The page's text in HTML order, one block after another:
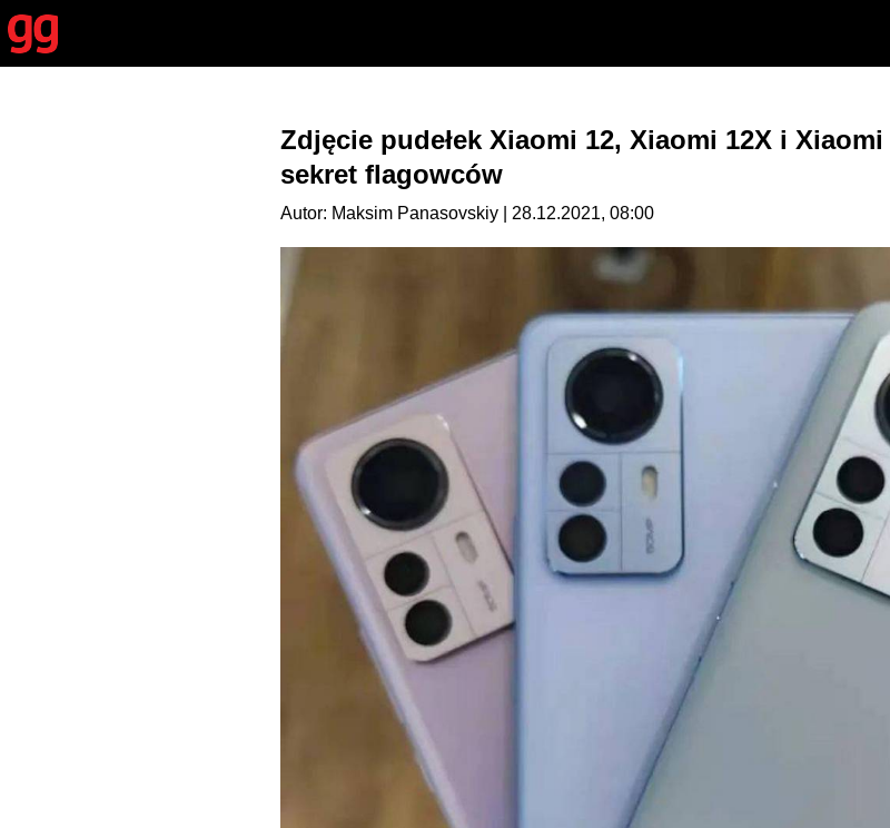
Zdjęcie pudełek Xiaomi 12, Xiaomi 12X i
sekret flagowców
Autor: Maksim Panasovskiy | 28.12.2021, 08:00